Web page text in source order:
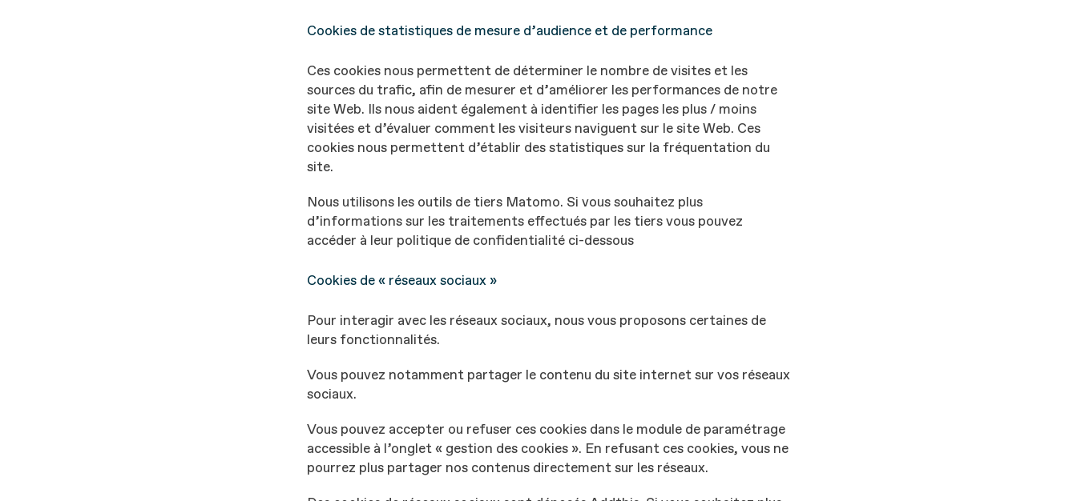
Cookies de statistiques de mesure d’audience et de performance
Ces cookies nous permettent de déterminer le nombre de visites et les
sources du trafic, afin de mesurer et d’améliorer les performances de notre
site Web. Ils nous aident également à identifier les pages les plus / moins
visitées et d’évaluer comment les visiteurs naviguent sur le site Web. Ces
cookies nous permettent d’établir des statistiques sur la fréquentation du
site.
Nous utilisons les outils de tiers Matomo. Si vous souhaitez plus
d’informations sur les traitements effectués par les tiers vous pouvez
accéder à leur politique de confidentialité ci-dessous
Cookies de « réseaux sociaux »
Pour interagir avec les réseaux sociaux, nous vous proposons certaines de
leurs fonctionnalités.
Vous pouvez notamment partager le contenu du site internet sur vos réseaux
sociaux.
Vous pouvez accepter ou refuser ces cookies dans le module de paramétrage
accessible à l’onglet « gestion des cookies ». En refusant ces cookies, vous ne
pourrez plus partager nos contenus directement sur les réseaux.